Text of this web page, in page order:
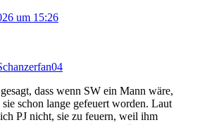
um 15:26
dass wenn SW ein Mann wäre,
schon lange gefeuert worden. Laut
PJ nicht, sie zu feuern, weil ihm